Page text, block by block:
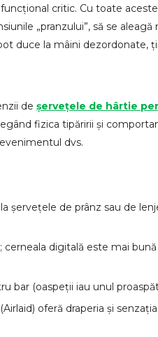
critic. Cu toate
„pranzului”, să se
duce la mâini dezordonate,
de șervețele de hârtie
fizica tipăririi și
dvs.
de prânz sau de
digitală este mai
bar (oaspeții iau unul
oferă draperia și